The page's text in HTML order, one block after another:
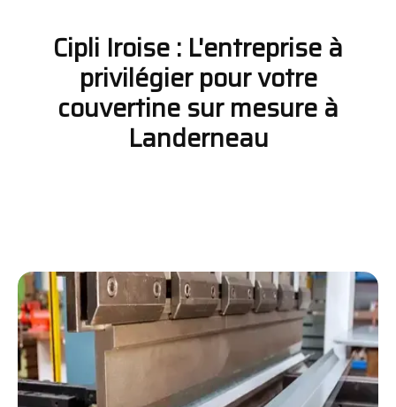
Cipli Iroise : L'entreprise à
privilégier pour votre
couvertine sur mesure à
Landerneau